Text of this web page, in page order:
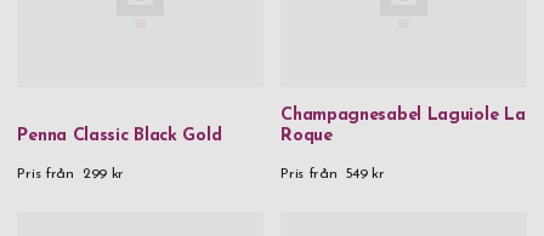
Penna Classic Black Gold
Pris från 299 kr
Champagnesabel Laguiole La
Roque
Pris från 549 kr